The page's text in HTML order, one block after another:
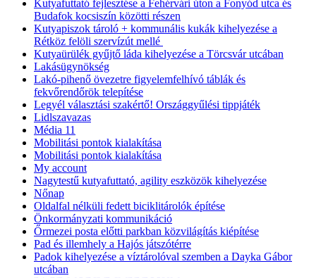
Kutyafuttató fejlesztése a Fehérvári úton a Fonyód utca és
Budafok kocsiszín közötti részen
Kutyapiszok tároló + kommunális kukák kihelyezése a
Rétköz felöli szervízút mellé
Kutyaürülék gyűjtő láda kihelyezése a Törcsvár utcában
Lakásügynökség
Lakó-pihenő övezetre figyelemfelhívó táblák és
fekvőrendőrök telepítése
Legyél választási szakértő! Országgyűlési tippjáték
Lidlszavazas
Média 11
Mobilitási pontok kialakítása
Mobilitási pontok kialakítása
My account
Nagytestű kutyafuttató, agility eszközök kihelyezése
Nőnap
Oldalfal nélküli fedett biciklitárolók építése
Önkormányzati kommunikáció
Őrmezei posta előtti parkban közvilágítás kiépítése
Pad és illemhely a Hajós játszótérre
Padok kihelyezése a víztárolóval szemben a Dayka Gábor
utcában